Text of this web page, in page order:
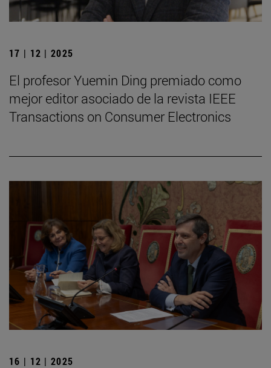
17 | 12 | 2025
El profesor Yuemin Ding premiado como
mejor editor asociado de la revista IEEE
Transactions on Consumer Electronics
16 | 12 | 2025